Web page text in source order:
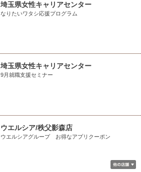
埼玉県女性キャリアセンター
なりたいワタシ応援プログラム
埼玉県女性キャリアセンター
9月就職支援セミナー
ウエルシア/秩父影森店
ウエルシアグループ お得なアプリクーポン